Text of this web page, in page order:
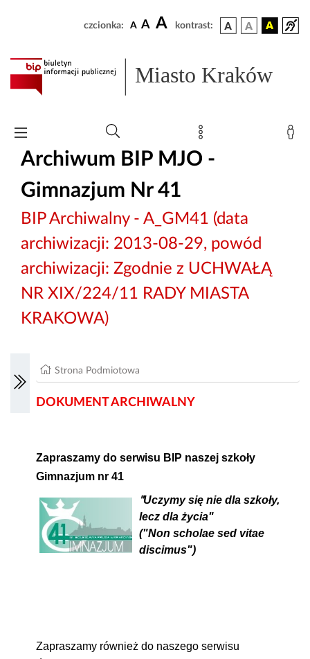
czcionka: A A A kontrast:
Miasto Kraków
Archiwum BIP MJO -
Gimnazjum Nr 41
BIP Archiwalny - A_GM41 (data
archiwizacji: 2013-08-29, powód
archiwizacji: Zgodnie z UCHWAŁĄ
NR XIX/224/11 RADY MIASTA
KRAKOWA)
Strona Podmiotowa
DOKUMENT ARCHIWALNY
Zapraszamy do serwisu BIP naszej szkoły
Gimnazjum nr 41
"Uczymy się nie dla szkoły,
lecz dla życia"
("Non scholae sed vitae
discimus")
Zapraszamy również do naszego serwisu